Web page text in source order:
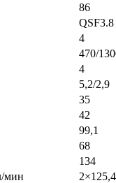
86
QSF3.8
4
470/
4
5,2/2,9
35
42
99,1
68
134
мин
2×125,4